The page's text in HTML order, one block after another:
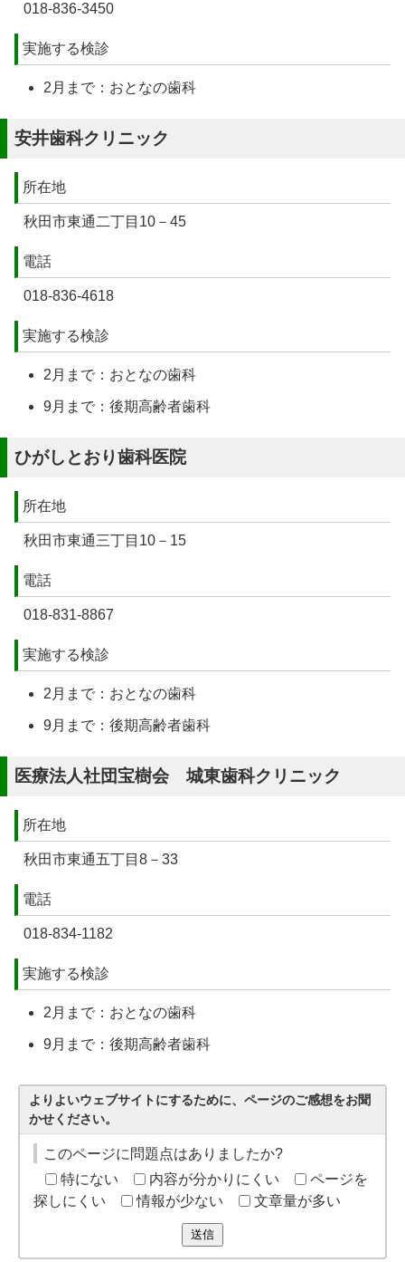
018-836-3450
実施する検診
2月まで：おとなの歯科
安井歯科クリニック
所在地
秋田市東通二丁目10－45
電話
018-836-4618
実施する検診
2月まで：おとなの歯科
9月まで：後期高齢者歯科
ひがしとおり歯科医院
所在地
秋田市東通三丁目10－15
電話
018-831-8867
実施する検診
2月まで：おとなの歯科
9月まで：後期高齢者歯科
医療法人社団宝樹会 城東歯科クリニック
所在地
秋田市東通五丁目8－33
電話
018-834-1182
実施する検診
2月まで：おとなの歯科
9月まで：後期高齢者歯科
よりよいウェブサイトにするために、ページのご感想をお聞
かせください。
このページに問題点はありましたか?
特にない
内容が分かりにくい
ページを
探しにくい
情報が少ない 文章量が多い
送信